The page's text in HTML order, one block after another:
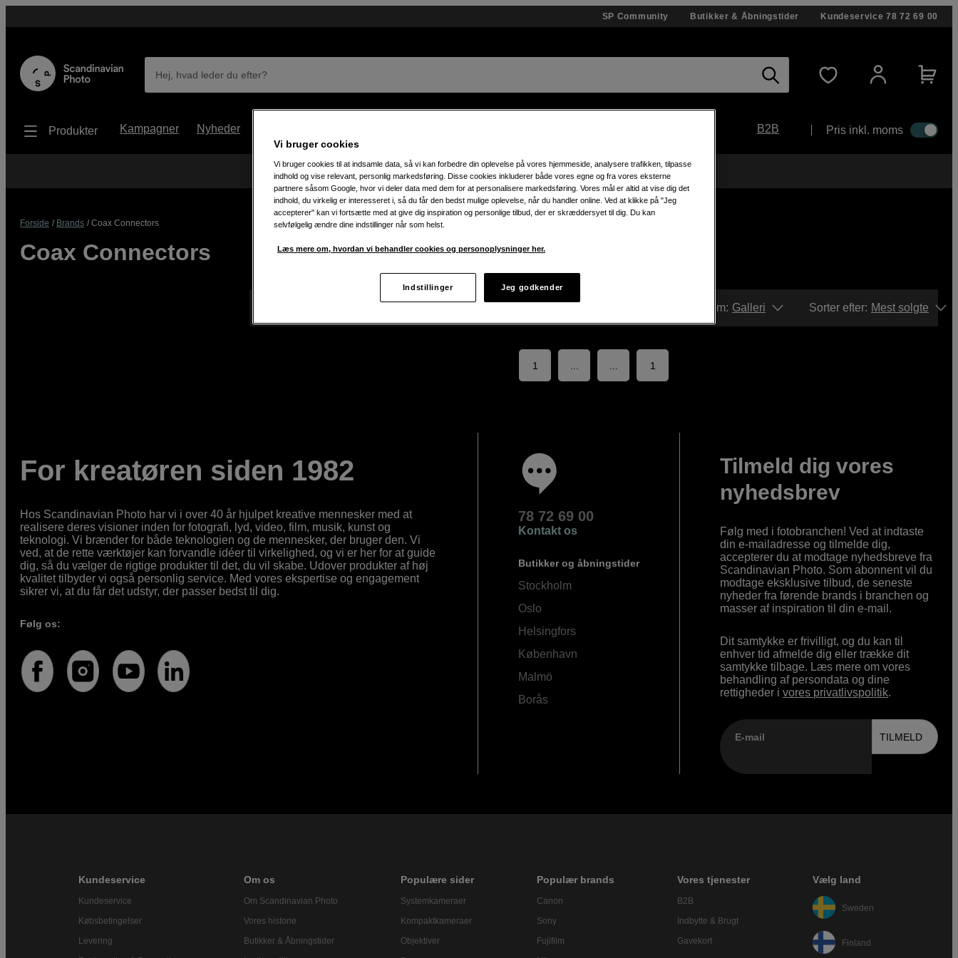
SP Community Butikker & Åbningstider Kundeservice 78 72 69 00
Hej, hvad leder du efter?
Produkter Kampagner Nyheder B2B Pris inkl. moms
Forside Brands Coax Connectors
Coax Connectors
Vis som: Galleri Sorter efter: Mest solgte
1 1
For kreatøren siden 1982
Hos Scandinavian Photo har vi i over 40 år hjulpet kreative mennesker med at
realisere deres visioner inden for fotografi, lyd, video, film, musik, kunst og
teknologi. Vi brænder for både teknologien og de mennesker, der bruger den. Vi
ved, at de rette værktøjer kan forvandle idéer til virkelighed, og vi er her for at guide
dig, så du vælger de rigtige produkter til det, du vil skabe. Udover produkter af høj
kvalitet tilbyder vi også personlig service. Med vores ekspertise og engagement
sikrer vi, at du får det udstyr, der passer bedst til dig.
Følg os:
78 72 69 00
Kontakt os
Butikker og åbningstider
Stockholm
Oslo
Helsingfors
København
Malmö
Borås
Tilmeld dig vores
nyhedsbrev
Følg med i fotobranchen! Ved at indtaste
din e-mailadresse og tilmelde dig,
accepterer du at modtage nyhedsbreve fra
Scandinavian Photo. Som abonnent vil du
modtage eksklusive tilbud, de seneste
nyheder fra førende brands i branchen og
masser af inspiration til din e-mail.
Dit samtykke er frivilligt, og du kan til
enhver tid afmelde dig eller trække dit
samtykke tilbage. Læs mere om vores
behandling af persondata og dine
rettigheder ivores privatlivspolitik.
E-mail TILMELD
Kundeservice
Kundeservice
Købsbetingelser
Levering
Om os
Om Scandinavian Photo
Vores historie
Butikker & Åbningstider
Populære sider
Systemkameraer
Kompaktkameraer
Objektiver
Populær brands
Canon
Sony
Fujifilm
Vores tjenester
B2B
Indbytte & Brugt
Gavekort
Vælg land
Sweden
Finland
Spar 25 % på JBL Boombox – køb din i dag!
Vi bruger cookies
Vi bruger cookies til at indsamle data, så vi kan forbedre din oplevelse på vores hjemmeside, analysere trafikken, tilpasse
indhold og vise relevant, personlig markedsføring. Disse cookies inkluderer både vores egne og fra vores eksterne
partnere såsom Google, hvor vi deler data med dem for at personalisere markedsføring. Vores mål er altid at vise dig det
indhold, du virkelig er interesseret i, så du får den bedst mulige oplevelse, når du handler online. Ved at klikke på "Jeg
accepterer" kan vi fortsætte med at give dig inspiration og personlige tilbud, der er skræddersyet til dig. Du kan
selvfølgelig ændre dine indstillinger når som helst.
Læs mere om, hvordan vi behandler cookies og personoplysninger her.
Indstillinger Jeg godkender